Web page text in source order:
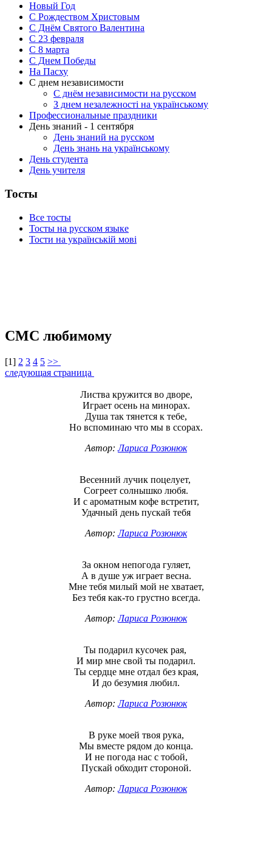
Новый Год
С Рождеством Христовым
С Днём Святого Валентина
С 23 февраля
C 8 марта
С Днем Победы
На Пасху
С днем независимости
С днём независимости на русском
З днем незалежності на українському
Профессиональные праздники
День знаний - 1 сентября
День знаний на русском
День знань на українському
День студента
День учителя
Тосты
Все тосты
Тосты на русском языке
Тости на українській мові
СМС любимому
[1] 2 3 4 5 >>
следующая страница
Листва кружится во дворе,
Играет осень на минорах.
Душа так тянется к тебе,
Но вспоминаю что мы в ссорах.
Автор:Лариса Розюнюк
Весенний лучик поцелует,
Согреет солнышко любя.
И с ароматным кофе встретит,
Удачный день пускай тебя
Автор:Лариса Розюнюк
За окном непогода гуляет,
А в душе уж играет весна.
Мне тебя милый мой не хватает,
Без тебя как-то грустно всегда.
Автор:Лариса Розюнюк
Ты подарил кусочек рая,
И мир мне свой ты подарил.
Ты сердце мне отдал без края,
И до безумия любил.
Автор:Лариса Розюнюк
В руке моей твоя рука,
Мы вместе рядом до конца.
И не погода нас с тобой,
Пускай обходит стороной.
Автор:Лариса Розюнюк